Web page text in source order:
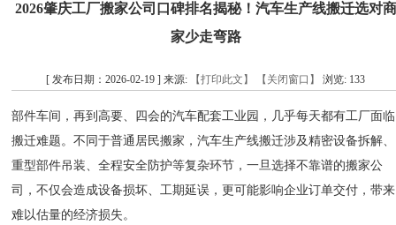
2026肇庆工厂搬家公司口碑排名揭秘！汽车生产线搬迁选对商
家少走弯路
[ 发布日期：2026-02-19 ] 来源: 【打印此文】 【关闭窗口】 浏览: 133
部件车间，再到高要、四会的汽车配套工业园，几乎每天都有工厂面临
搬迁难题。不同于普通居民搬家，汽车生产线搬迁涉及精密设备拆解、
重型部件吊装、全程安全防护等复杂环节，一旦选择不靠谱的搬家公
司，不仅会造成设备损坏、工期延误，更可能影响企业订单交付，带来
难以估量的经济损失。